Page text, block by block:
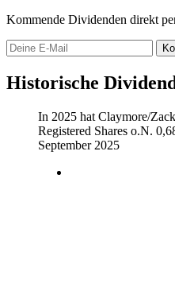
Kommende Dividenden direkt
Historische
In 2025 hat Claymore/
Registered Shares o.N.
September 2025